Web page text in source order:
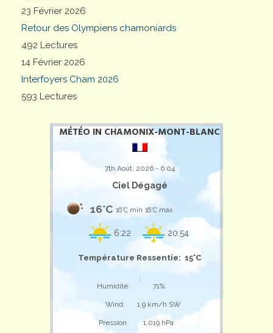
23 Février 2026
Retour des Olympiens chamoniards
492 Lectures
14 Février 2026
Interfoyers Cham 2026
593 Lectures
MÉTÉO IN CHAMONIX-MONT-BLANC
7th Août, 2026 - 6:04
Ciel Dégagé
16°C 16°C min 16°C max
6:22 20:54
Température Ressentie: 15°C
;
Humidité:
71%
Wind: 1,9 km/h SW
Pression: 1.019 hPa